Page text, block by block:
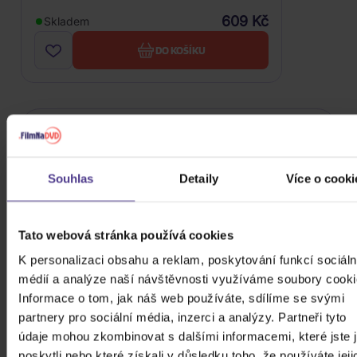
Souhlas Detaily Více o
Tato webová stránka používá cookies
K personalizaci obsahu a reklam, poskytování funkcí
médií a analýze naší návštěvnosti využíváme soubory
Informace o tom, jak náš web používáte, sdílíme se svými
partnery pro sociální média, inzerci a analýzy. Partneři tyto
údaje mohou zkombinovat s dalšími informacemi, které jste
Skladem 609 Kč
DO KOŠÍKU
FILTRY
Cena
Cena od Cena do
Žánr